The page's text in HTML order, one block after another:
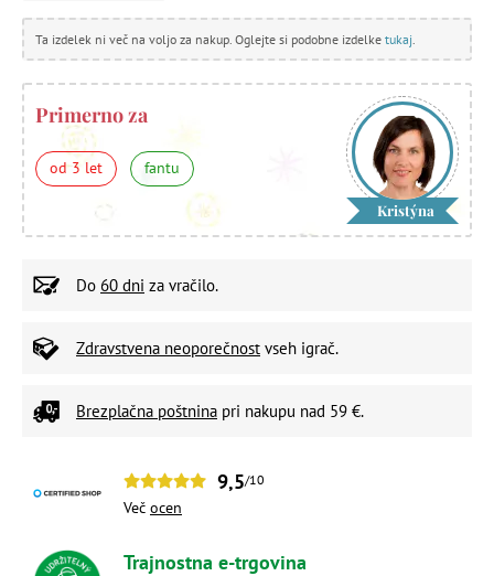
Ta izdelek ni več na voljo za nakup. Oglejte si podobne izdelke tukaj
Primerno za
od 3 let fantu
Kristýna
Do 60 dni za vračilo.
Zdravstvena neoporečnost vseh igrač.
Brezplačna poštnina pri nakupu nad 59 €.
9,5/10
Več ocen
Trajnostna e-trgovina